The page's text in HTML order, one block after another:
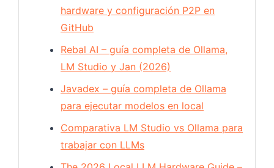
hardware y configuración P2P en
GitHub
Rebal AI – guía completa de Ollama,
LM Studio y Jan (2026)
Javadex – guía completa de Ollama
para ejecutar modelos en local
Comparativa LM Studio vs Ollama para
trabajar con LLMs